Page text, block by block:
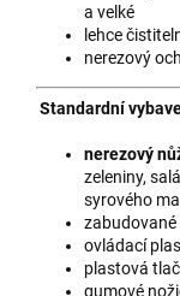
a velké
lehce
nerezový
Standardní
nerezový
zeleniny,
syrového
zabudované
ovládací
plastová
gumové